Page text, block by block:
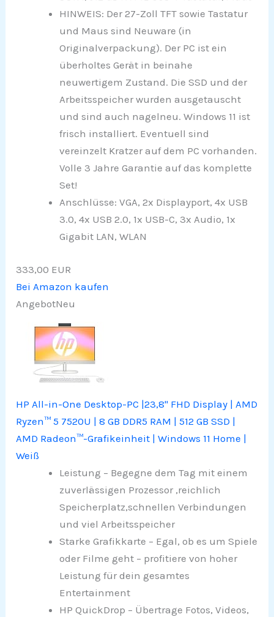
HINWEIS: Der 27-Zoll TFT sowie Tastatur
und Maus sind Neuware (in
Originalverpackung). Der PC ist ein
überholtes Gerät in beinahe
neuwertigem Zustand. Die SSD und der
Arbeitsspeicher wurden ausgetauscht
und sind auch nagelneu. Windows 11 ist
frisch installiert. Eventuell sind
vereinzelt Kratzer auf dem PC vorhanden.
Volle 3 Jahre Garantie auf das komplette
Set!
Anschlüsse: VGA, 2x Displayport, 4x USB
3.0, 4x USB 2.0, 1x USB-C, 3x Audio, 1x
Gigabit LAN, WLAN
333,00 EUR
Bei Amazon kaufen
AngebotNeu
HP All-in-One Desktop-PC |23,8" FHD Display | AMD
Ryzen™ 5 7520U | 8 GB DDR5 RAM | 512 GB SSD |
AMD Radeon™-Grafikeinheit | Windows 11 Home |
Weiß
Leistung – Begegne dem Tag mit einem
zuverlässigen Prozessor ,reichlich
Speicherplatz,schnellen Verbindungen
und viel Arbeitsspeicher
Starke Grafikkarte – Egal, ob es um Spiele
oder Filme geht – profitiere von hoher
Leistung für dein gesamtes
Entertainment
HP QuickDrop – Übertrage Fotos, Videos,